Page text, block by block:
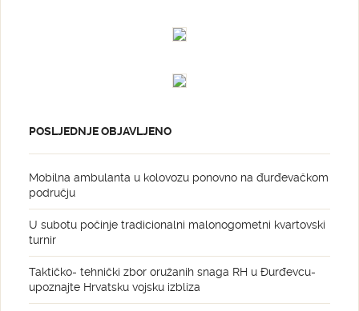
POSLJEDNJE OBJAVLJENO
Mobilna ambulanta u kolovozu ponovno na đurđevačkom
području
U subotu počinje tradicionalni malonogometni kvartovski
turnir
Taktičko- tehnički zbor oružanih snaga RH u Đurđevcu-
upoznajte Hrvatsku vojsku izbliza